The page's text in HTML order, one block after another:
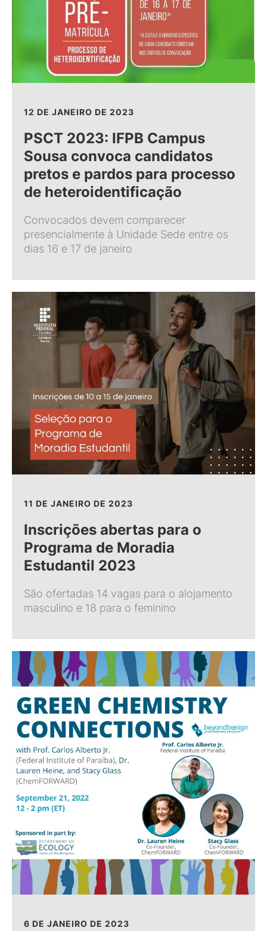
12 DE JANEIRO DE 2023
PSCT 2023: IFPB Campus
Sousa convoca candidatos
pretos e pardos para processo
de heteroidentificação
Convocados devem comparecer
presencialmente à Unidade Sede entre os
dias 16 e 17 de janeiro
11 DE JANEIRO DE 2023
Inscrições abertas para o
Programa de Moradia
Estudantil 2023
São ofertadas 14 vagas para o alojamento
masculino e 18 para o feminino
6 DE JANEIRO DE 2023